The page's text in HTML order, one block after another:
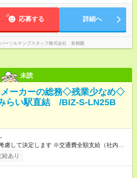
応募する 詳細へ
パーソルテンプスタッフ株式会社 首都圏
未読
メーカーの総務◇残業少なめ◇
らい駅直結 /BIZ-S-LN25B
慮して決定します ※交通費全額支給（社内規定
額支給（みなし残業代は含みません。残業が
します） 【試用期間】試用期間あ
あり